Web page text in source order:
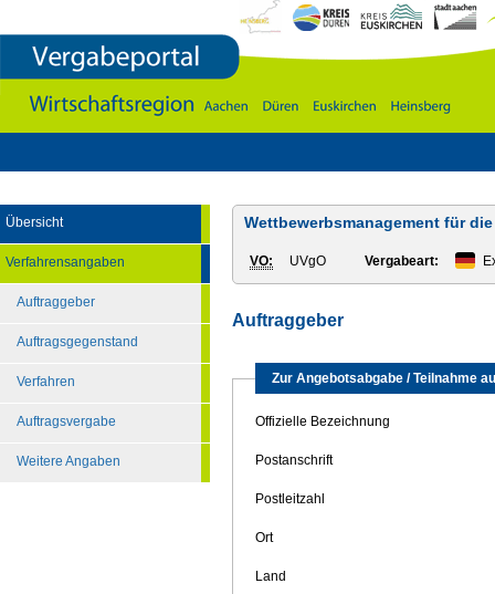
Aachen
DÃ¼ren
Heinsberg
Übersicht
Verfahrensangaben
Auftraggeber
Auftragsgegenstand
Verfahren
Auftragsvergabe
Weitere Angaben
Wettbewerbsmanagement für
VO: UVgO Vergabeart:
Auftraggeber
Zur Angebotsabgabe / Teilnahme
Offizielle Bezeichnung
Postanschrift
Postleitzahl
Ort
Land